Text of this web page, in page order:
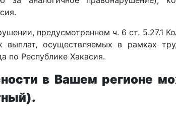
предусмотренном ч. 6 ст. 5.27.1
выплат, осуществляемых в рамках
по Республике Хакасия.
в Вашем регионе